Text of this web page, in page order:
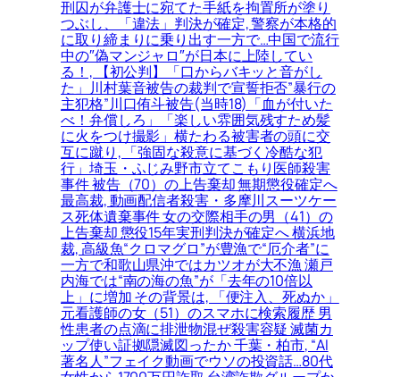
刑囚が弁護士に宛てた手紙を拘置所が塗り
つぶし、「違法」判決が確定, 警察が本格的
に取り締まりに乗り出す一方で…中国で流行
中の″偽マンジャロ″が日本に上陸してい
る！, 【初公判】「口からバキッと音がし
た」川村葉音被告の裁判で宣誓拒否”暴行の
主犯格”川口侑斗被告(当時18)「血が付いた
べ！弁償しろ」「楽しい雰囲気残すため髪
に火をつけ撮影」横たわる被害者の頭に交
互に蹴り, 「強固な殺意に基づく冷酷な犯
行」埼玉・ふじみ野市立てこもり医師殺害
事件 被告（70）の上告棄却 無期懲役確定へ
最高裁, 動画配信者殺害・多摩川スーツケー
ス死体遺棄事件 女の交際相手の男（41）の
上告棄却 懲役15年実刑判決が確定へ 横浜地
裁, 高級魚“クロマグロ”が豊漁で“厄介者”に
一方で和歌山県沖ではカツオが大不漁 瀬戸
内海では“南の海の魚”が「去年の10倍以
上」に増加 その背景は, 「便注入、死ぬか」
元看護師の女（51）のスマホに検索履歴 男
性患者の点滴に排泄物混ぜ殺害容疑 滅菌カ
ップ使い証拠隠滅図ったか 千葉・柏市, “AI
著名人”フェイク動画でウソの投資話…80代